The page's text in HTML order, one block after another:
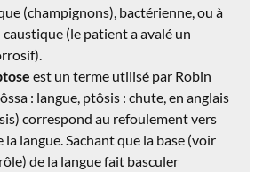
(champignons), bactérienne, ou à
caustique (le patient a avalé un
est un terme utilisé par Robin
: langue, ptôsis : chute, en anglais
correspond au refoulement vers
la langue. Sachant que la base (voir
de la langue fait basculer